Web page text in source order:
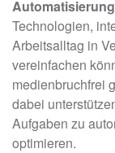
Technologien,
Arbeitsalltag in
vereinfachen
medienbruchfrei
dabei
Aufgaben zu
optimieren.